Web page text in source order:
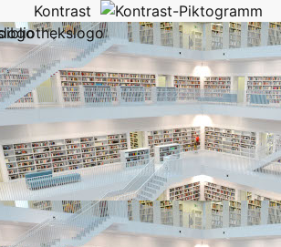
Kontrast